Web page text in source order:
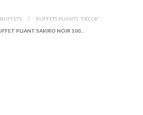
BUFFETS
BUFFETS PLIANTS "DÉCOR"